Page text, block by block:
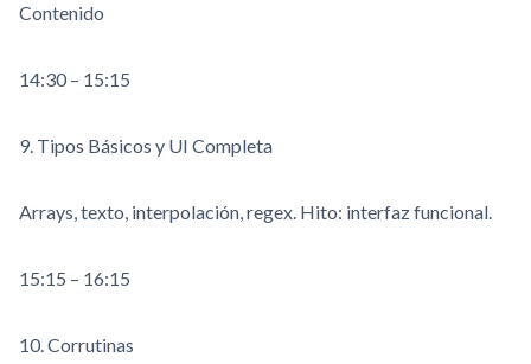
Contenido
14:30 – 15:15
9. Tipos Básicos y UI Completa
Arrays, texto, interpolación, regex. Hito: interfaz funcional.
15:15 – 16:15
10. Corrutinas